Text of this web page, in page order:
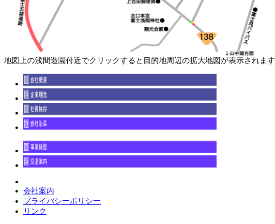
地図上の浅間造園付近でクリックすると目的地周辺の拡大地図が表示されます
会社案内
プライバシーポリシー
リンク